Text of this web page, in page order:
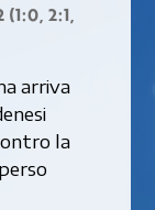
(1:0, 2:1,
arriva
la